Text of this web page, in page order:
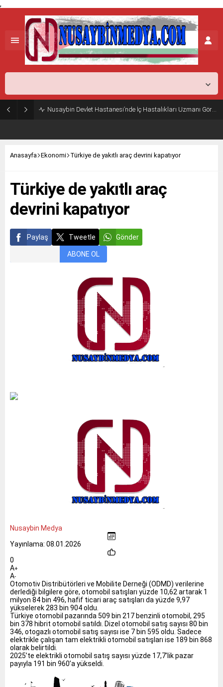
,
Nusaybin Devlet Hastanesi’nde İç Hastalıkları Uzmanı Göreve Başladı
Anasayfa Ekonomi Türkiye de yakıtlı araç devrini kapatıyor
Türkiye de yakıtlı araç
devrini kapatıyor
Paylaş Tweetle Gönder
ABONE OL
Nusaybin Medya
Yayınlama: 08.01.2026
0
A+
A-
Otomotiv Distribütörleri ve Mobilite Derneği (ODMD) verilerine
derlediği bilgilere göre, otomobil satışları yüzde 10,62 artarak 1
milyon 84 bin 496, hafif ticari araç satışları da yüzde 9,97
yükselerek 283 bin 904 oldu.
Türkiye otomobil pazarında 509 bin 217 benzinli otomobil, 295
bin 378 hibrit otomobil satıldı. Dizel otomobil satış sayısı 80 bin
346, otogazlı otomobil satış sayısı ise 7 bin 595 oldu. Sadece
elektrikle çalışan tam elektrikli otomobil satışları ise 189 bin 868
olarak belirtildi.
2025’te elektrikli otomobil satış sayısı yüzde 17,7’lik pazar
payıyla 191 bin 960’a yükseldi.